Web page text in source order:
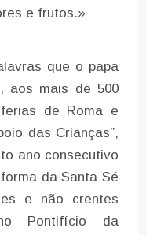
e frutos.»
que o papa
aos mais de 500
de Roma e
das Crianças”,
ano consecutivo
da Santa Sé
e não crentes
Pontifício da